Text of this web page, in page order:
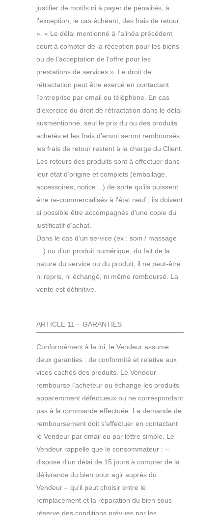
justifier de motifs ni à payer de pénalités, à
l’exception, le cas échéant, des frais de retour
». « Le délai mentionné à l’alinéa précédent
court à compter de la réception pour les biens
ou de l’acceptation de l’offre pour les
prestations de services ». Le droit de
rétractation peut être exercé en contactant
l’entreprise par email ou téléphone. En cas
d’exercice du droit de rétractation dans le délai
susmentionné, seul le prix du ou des produits
achetés et les frais d’envoi seront remboursés,
les frais de retour restent à la charge du Client.
Les retours des produits sont à effectuer dans
leur état d’origine et complets (emballage,
accessoires, notice…) de sorte qu’ils puissent
être re-commercialisés à l’état neuf ; ils doivent
si possible être accompagnés d’une copie du
justificatif d’achat.
Dans le cas d’un service (ex : soin / massage
…) ou d’un produit numérique, du fait de la
nature du service ou du produit, il ne peut-être
ni repris, ni échangé, ni même remboursé. La
vente est définitive.
ARTICLE 11 – GARANTIES
Conformément à la loi, le Vendeur assume
deux garanties : de conformité et relative aux
vices cachés des produits. Le Vendeur
rembourse l’acheteur ou échange les produits
apparemment défectueux ou ne correspondant
pas à la commande effectuée. La demande de
remboursement doit s’effectuer en contactant
le Vendeur par email ou par lettre simple. Le
Vendeur rappelle que le consommateur : –
dispose d’un délai de 15 jours à compter de la
délivrance du bien pour agir auprès du
Vendeur – qu’il peut choisir entre le
remplacement et la réparation du bien sous
réserve des conditions prévues par les